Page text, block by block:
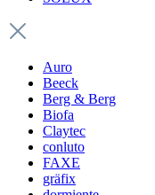
Auro
Beeck
Berg & Berg
Biofa
Claytec
conluto
FAXE
gräfix